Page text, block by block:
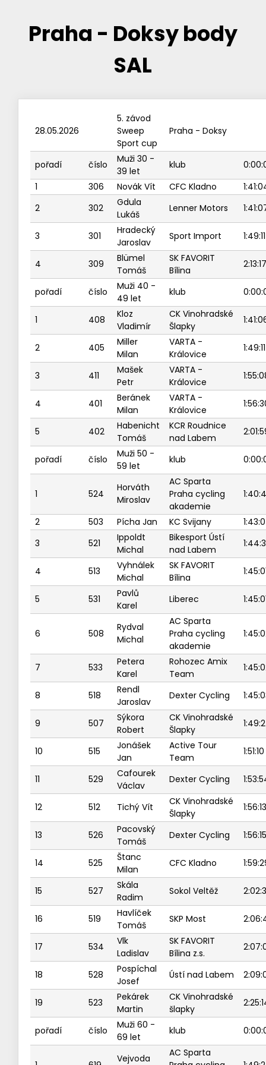
Praha - Doksy body
SAL
28.05.2026
5. závod
Sweep
Sport cup
Praha - Doksy
pořadí číslo
Muži 30 -
39 let
klub
1
306 Novák Vít CFC Kladno
2
302
Gdula
Lukáš
Lenner Motors
3 301
Hradecký
Jaroslav
Sport Import 1:49:11
4 309
Blümel
Tomáš
SK FAVORIT
Bílina
2:13:17
pořadí číslo
Muži 40 -
49 let
klub
1 408
Kloz
Vladimír
CK Vinohradské
Šlapky
2 405
Miller
Milan
VARTA -
Královice
1:49:11
3 411
Mašek
Petr
VARTA -
Královice
4 401
Beránek
Milan
VARTA -
Královice
5 402
Habenicht
Tomáš
KCR Roudnice
nad Labem
pořadí číslo
Muži 50 -
59 let
klub
1 524
Horváth
Miroslav
AC Sparta
Praha cycling
akademie
2 503 Pícha Jan KC Svijany
3
521
Ippoldt
Michal
Bikesport Ústí
nad Labem
4 513
Vyhnálek
Michal
SK FAVORIT
Bílina
5 531
Pavlů
Karel
Liberec
6 508
Rydval
Michal
AC Sparta
Praha cycling
akademie
7 533
Petera
Karel
Rohozec Amix
Team
8 518
Rendl
Jaroslav
Dexter Cycling
9 507
Sýkora
Robert
CK Vinohradské
Šlapky
10 515
Jonášek
Jan
Active Tour
Team
1:51:10
11 529
Cafourek
Václav
Dexter Cycling
12 512 Tichý Vít
CK Vinohradské
Šlapky
1:56:13
13 526
Pacovský
Tomáš
Dexter Cycling 1:56:15
14 525
Štanc
Milan
CFC Kladno
15 527
Skála
Radim
Sokol Veltěž
16 519
Havlíček
Tomáš
SKP Most
17 534
Vlk
Ladislav
SK FAVORIT
Bílina z.s.
18 528
Pospíchal
Josef
Ústí nad Labem
19 523
Pekárek
Martin
CK Vinohradské
šlapky
pořadí číslo
Muži 60 -
69 let
klub
Vejvoda
AC Sparta